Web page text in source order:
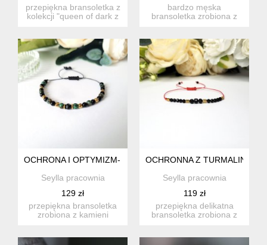
przepiękna bransoletka z
kolekcji "queen of dark z
bardzo męska
bransoletka zrobiona z
OCHRONA I OPTYMIZM- Z TURMALINEM POLECANA
Seylla pracownia
129 zł
przepiękna bransoletka
zrobiona z kamieni
OCHRONNA Z TURMALINEM
Seylla pracownia
119 zł
przepiękna delikatna
bransoletka zrobiona z